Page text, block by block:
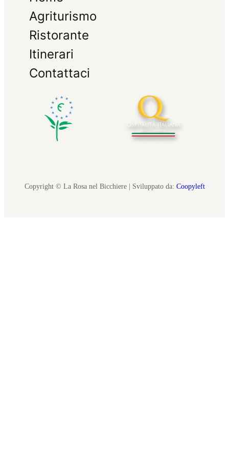
Agriturismo
Ristorante
Itinerari
Contattaci
Copyright © La Rosa nel Bicchiere | Sviluppato da: Coopyleft